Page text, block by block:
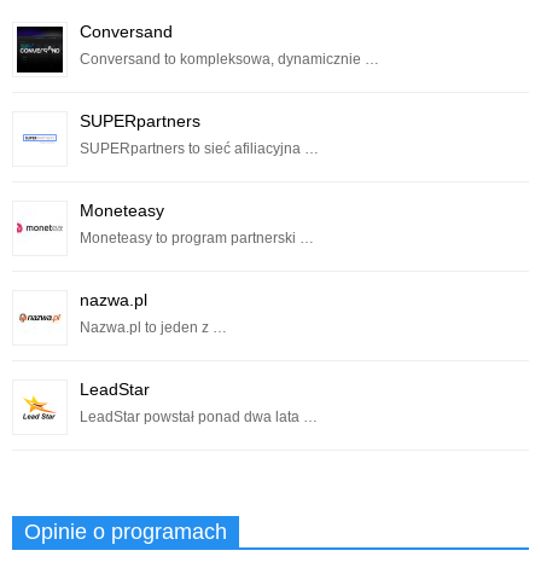
Conversand
Conversand to kompleksowa, dynamicznie …
SUPERpartners
SUPERpartners to sieć afiliacyjna …
Moneteasy
Moneteasy to program partnerski …
nazwa.pl
Nazwa.pl to jeden z …
LeadStar
LeadStar powstał ponad dwa lata …
Opinie o programach